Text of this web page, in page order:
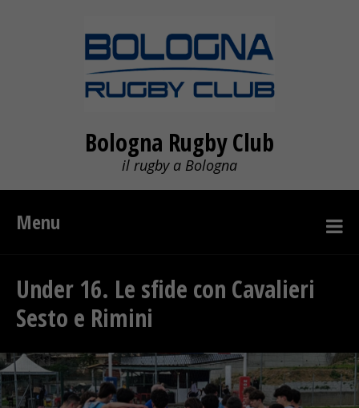
Bologna Rugby Club
il rugby a Bologna
Menu
Under 16. Le sfide con Cavalieri
Sesto e Rimini